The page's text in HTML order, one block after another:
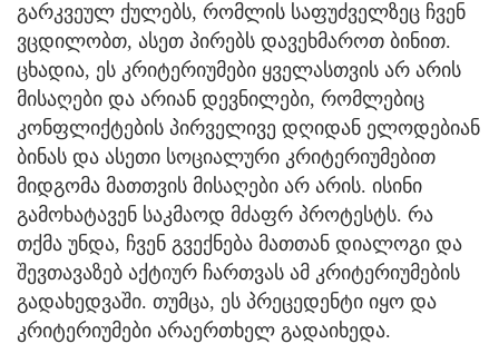
გარკვეულ ქულებს, რომლის საფუძველზეც ჩვენ
ვცდილობთ, ასეთ პირებს დავეხმაროთ ბინით.
ცხადია, ეს კრიტერიუმები ყველასთვის არ არის
მისაღები და არიან დევნილები, რომლებიც
კონფლიქტების პირველივე დღიდან ელოდებიან
ბინას და ასეთი სოციალური კრიტერიუმებით
მიდგომა მათთვის მისაღები არ არის. ისინი
გამოხატავენ საკმაოდ მძაფრ პროტესტს. რა
თქმა უნდა, ჩვენ გვექნება მათთან დიალოგი და
შევთავაზებ აქტიურ ჩართვას ამ კრიტერიუმების
გადახედვაში. თუმცა, ეს პრეცედენტი იყო და
კრიტერიუმები არაერთხელ გადაიხედა.